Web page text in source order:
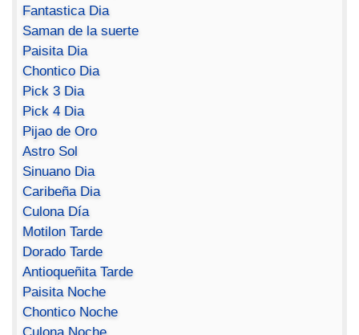
Fantastica Dia
Saman de la suerte
Paisita Dia
Chontico Dia
Pick 3 Dia
Pick 4 Dia
Pijao de Oro
Astro Sol
Sinuano Dia
Caribeña Dia
Culona Día
Motilon Tarde
Dorado Tarde
Antioqueñita Tarde
Paisita Noche
Chontico Noche